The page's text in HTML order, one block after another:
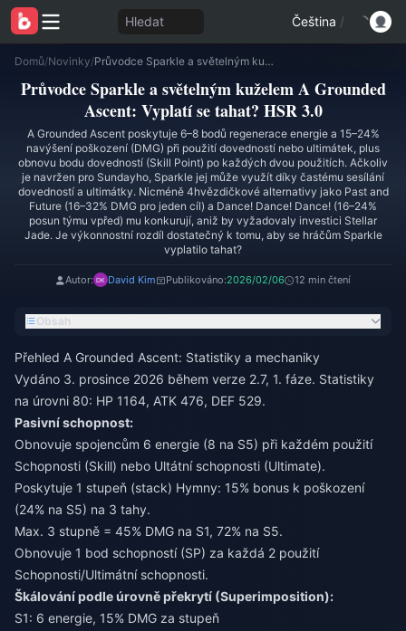
Hledat Čeština /
Domů/Novinky/ Průvodce Sparkle a světelným kuželem A Grounded Ascent: Vyplatí se tahat? HSR 3.0
Průvodce Sparkle a světelným kuželem A Grounded
Ascent: Vyplatí se tahat? HSR 3.0
A Grounded Ascent poskytuje 6–8 bodů regenerace energie a 15–24%
navýšení poškození (DMG) při použití dovedností nebo ultimátek, plus
obnovu bodu dovedností (Skill Point) po každých dvou použitích. Ačkoliv
je navržen pro Sundayho, Sparkle jej může využít díky častému sesílání
dovedností a ultimátky. Nicméně 4hvězdičkové alternativy jako Past and
Future (16–32% DMG pro jeden cíl) a Dance! Dance! Dance! (16–24%
posun týmu vpřed) mu konkurují, aniž by vyžadovaly investici Stellar
Jade. Je výkonnostní rozdíl dostatečný k tomu, aby se hráčům Sparkle
vyplatilo tahat?
Autor: David Kim Publikováno:2026/02/06 12 min čtení
Obsah
Přehled A Grounded Ascent: Statistiky a mechaniky
Vydáno 3. prosince 2026 během verze 2.7, 1. fáze. Statistiky
na úrovni 80: HP 1164, ATK 476, DEF 529.
Pasivní schopnost:
Obnovuje spojencům 6 energie (8 na S5) při každém použití
Schopnosti (Skill) nebo Ultátní schopnosti (Ultimate).
Poskytuje 1 stupeň (stack) Hymny: 15% bonus k poškození
(24% na S5) na 3 tahy.
Max. 3 stupně = 45% DMG na S1, 72% na S5.
Obnovuje 1 bod schopností (SP) za každá 2 použití
Schopnosti/Ultimátní schopnosti.
Škálování podle úrovně překrytí (Superimposition):
S1: 6 energie, 15% DMG za stupeň